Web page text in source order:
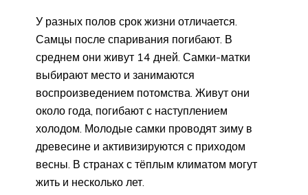
У разных полов срок жизни отличается.
Самцы после спаривания погибают. В
среднем они живут 14 дней. Самки-матки
выбирают место и занимаются
воспроизведением потомства. Живут они
около года, погибают с наступлением
холодом. Молодые самки проводят зиму в
древесине и активизируются с приходом
весны. В странах с тёплым климатом могут
жить и несколько лет.